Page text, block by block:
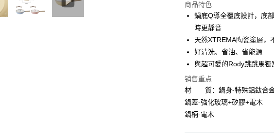
Apple Pay
街口支付
悠遊付
Google Pay
Plus PAY
AFTEE先享后付
相关说明
商品特色
鍋底Q導全覆底設計，底
時更靜音
天然XTREMA陶瓷塗層，
好清洗、省油、省能源
與超可愛的Rody跳跳馬
销售重点
材 質：鍋身-特殊鋁鈦合金
鍋蓋-強化玻璃+矽膠+電木
鍋柄-電木